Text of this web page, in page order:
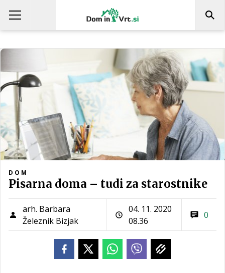
DOM
Pisarna doma – tudi za starostnike
arh. Barbara
Železnik Bizjak
04. 11. 2020
08.36
0